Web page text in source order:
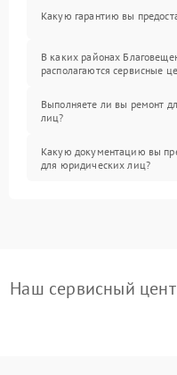
Какую гарантию вы
В каких районах
располагаются сервисные
Выполняете ли вы ремонт
лиц?
Какую документацию вы
для юридических лиц?
Наш сервисный